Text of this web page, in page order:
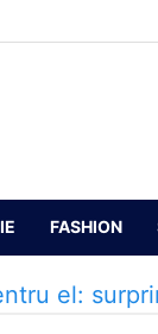
FASHION
el: